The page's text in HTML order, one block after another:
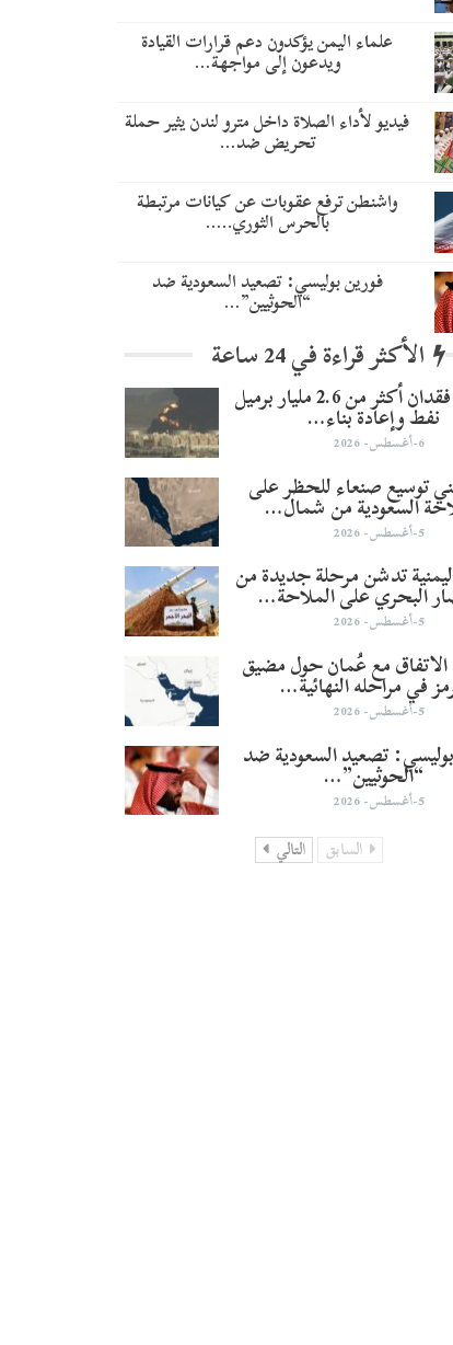
علماء اليمن يؤكدون دعم قرارات القيادة
ويدعون إلى مواجهة…
فيديو لأداء الصلاة داخل مترو لندن يثير حملة
تحريض ضد…
واشنطن ترفع عقوبات عن كيانات مرتبطة
بالحرس الثوري..…
​فورين بوليسي: تصعيد السعودية ضد
“الحوثيين”…
الأكثر قراءة في 24 ساعة
أرامكو: فقدان أكثر من 2.6 مليار برميل
نفط وإعادة بناء…
6-أغسطس- 2026
توسيع صنعاء للحظر على
السعودية من شمال…
5-أغسطس- 2026
تدشن مرحلة جديدة من
البحري على الملاحة…
5-أغسطس- 2026
مع عُمان حول مضيق
في مراحله النهائية…
5-أغسطس- 2026
تصعيد السعودية ضد
“الحوثيين”…
5-أغسطس- 2026
السابق التالي